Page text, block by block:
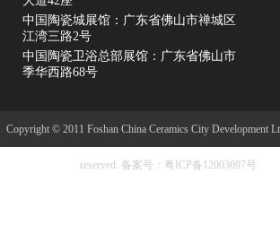
中国陶瓷城展馆：广东省佛山市禅城区
江湾三路2号
中国陶瓷卫浴总部展馆：广东省佛山市
季华西路68号
Copyright © 2011 Foshan China Ceramics City Development
reserved. 备案号：粤ICP备12003697号